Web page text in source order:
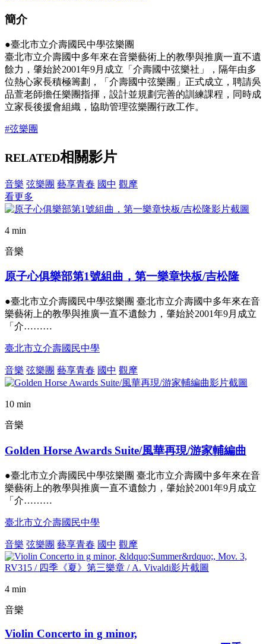
簡介
●臺北市立介壽國民中學弦樂團
臺北市立介壽國中多年來在音樂藝術上的教學與推廣一直不遺
餘力，肇始於2001年9月成立「介壽國中弦樂社」，隔年由多
位熱心家長積極籌劃，「介壽國中弦樂團」正式成立，聘請吳
品萱老師擔任樂團指揮，設計並規劃完善的訓練課程，同時成
立家長後援會組織，協助管理弦樂團行政工作。
#弦樂團
RELATED相關影片
音樂 弦樂團 藝享青春 國中 觀摩
看更多
4 min
音樂
原子心俱樂部第1號組曲，第一樂章快板/吉松隆
●臺北市立介壽國民中學弦樂團 臺北市立介壽國中多年來在音
樂藝術上的教學與推廣一直不遺餘力，肇始於2001年9月成立
「介………
臺北市立介壽國民中學
音樂 弦樂團 藝享青春 國中 觀摩
10 min
音樂
Golden Horse Awards Suite/風華再現/游家輔編曲
●臺北市立介壽國民中學弦樂團 臺北市立介壽國中多年來在音
樂藝術上的教學與推廣一直不遺餘力，肇始於2001年9月成立
「介………
臺北市立介壽國民中學
音樂 弦樂團 藝享青春 國中 觀摩
4 min
音樂
Violin Concerto in g minor,